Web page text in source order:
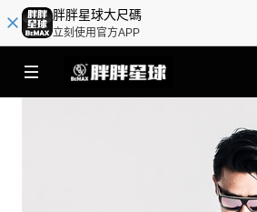
胖胖星球大尺碼
立刻使用官方APP